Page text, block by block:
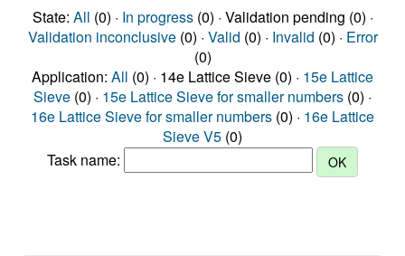
State: All (0) · In progress(0) · Validation pending (0) ·
Validation inconclusive(0) · Valid (0) · Invalid (0) · Error
(0)
Application: All (0) · 14e Lattice Sieve (0) · 15e Lattice
Sieve (0) · 15e Lattice Sieve for smaller numbers (0) ·
16e Lattice Sieve for smaller numbers (0) · 16e Lattice
Sieve V5 (0)
Task name: